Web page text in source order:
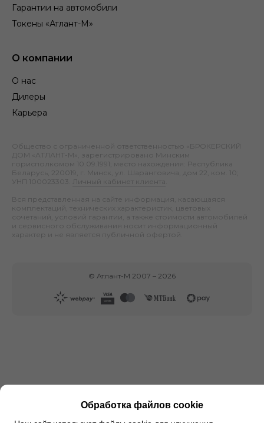
Гарантии на автомобили
Токены «Атлант-М»
О компании
О нас
Дилеры
Карьера
Общество с ограниченной ответственностью «БРОКЕРСКИЙ
ДОМ «АТЛАНТ-М», зарегистрировано Минским
горисполкомом 10.09.1991; место нахождения: Республика
Беларусь, 220019, г. Минск, ул. Шаранговича, дом 22, ком. 10;
УНП 100023303.
Личный кабинет клиента
Вся представленная на сайте информация, касающаяся
комплектаций, технических характеристик, цветовых
сочетаний, условий гарантии, а также стоимости автомобилей
и сервисного обслуживания носит информационный
характер и не является публичной офертой.
© Атлант-М 2007 – 2026
Обработка файлов cookie